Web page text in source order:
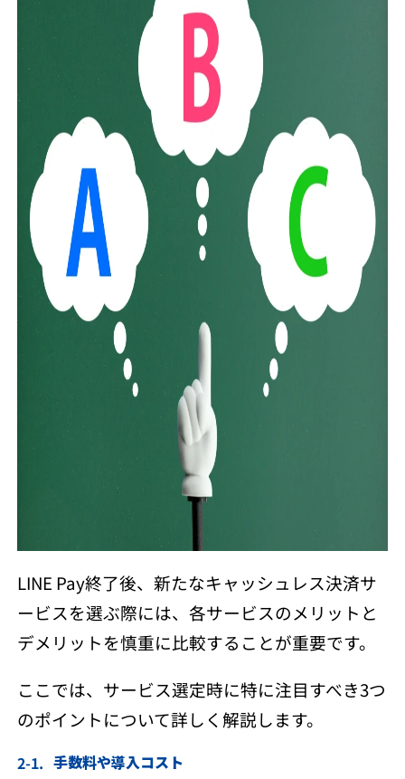
LINE Pay終了後、新たなキャッシュレス決済サ
ービスを選ぶ際には、各サービスのメリットと
デメリットを慎重に比較することが重要です。
ここでは、サービス選定時に特に注目すべき3つ
のポイントについて詳しく解説します。
手数料や導入コスト